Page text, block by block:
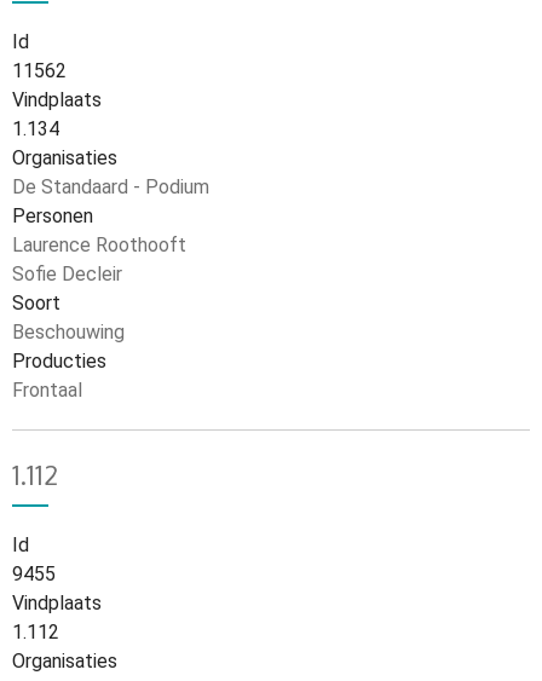
Id
11562
Vindplaats
1.134
Organisaties
De Standaard - Podium
Personen
Laurence Roothooft
Sofie Decleir
Soort
Beschouwing
Producties
Frontaal
1.112
Id
9455
Vindplaats
1.112
Organisaties